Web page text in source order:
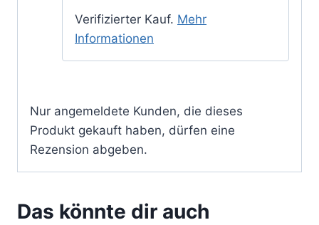
Verifizierter Kauf. Mehr
Informationen
Nur angemeldete Kunden, die dieses
Produkt gekauft haben, dürfen eine
Rezension abgeben.
Das könnte dir auch